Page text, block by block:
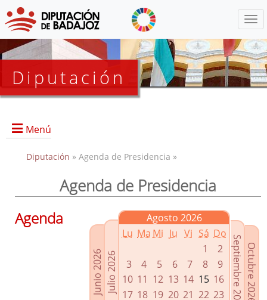
Diputación
Menú
Presidencia
Grupos Políticos
Enlaces relacionados
Agenda de Presidencia
Diputación » Agenda de Presidencia »
Agenda de Presidencia
Junio 2026Julio 2026
Agosto 2026
Lu Ma Mi Ju Vi Sá Do
1
2
3
4 5 6 7 8
9
10 11 12 13 14 15 16
17 18 19 20 21 22 23
Octubre 2026
Septiembre 2026
Agenda